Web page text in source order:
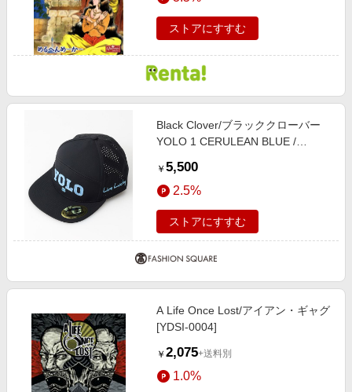
ビジネス・その他サービス
ストアにすすむ
Black Clover/ブラッククローバー
YOLO 1 CERULEAN BLUE /
￥ 5,500
2.5%
ストアにすすむ
A Life Once Lost/アイアン・ギャグ
[YDSI-0004]
￥ 2,075+送料別
1.0%